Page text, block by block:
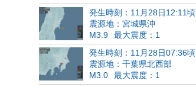
発生時刻：11月28日12:11頃
震源地：宮城県沖
M3.9
最大震度：1
発生時刻：11月28日07:36頃
震源地：千葉県北西部
M3.0
最大震度：1